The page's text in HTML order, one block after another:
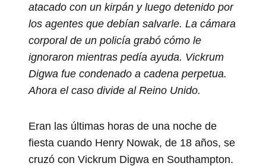
atacado con un kirpán y luego detenido por
los agentes que debían salvarle. La cámara
corporal de un policía grabó cómo le
ignoraron mientras pedía ayuda. Vickrum
Digwa fue condenado a cadena perpetua.
Ahora el caso divide al Reino Unido.
Eran las últimas horas de una noche de
fiesta cuando Henry Nowak, de 18 años, se
cruzó con Vickrum Digwa en Southampton.